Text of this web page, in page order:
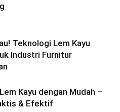
Teknologi Lem Kayu
Industri Furnitur
Kayu dengan Mudah –
& Efektif